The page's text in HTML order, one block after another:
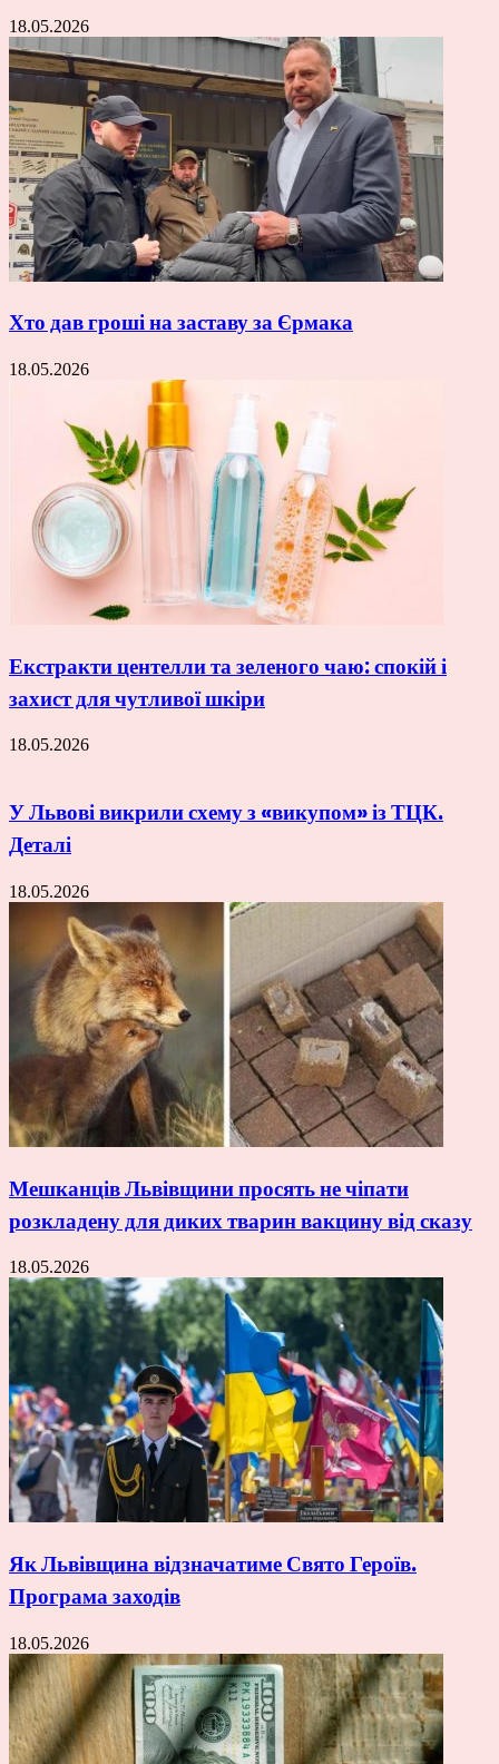
18.05.2026
Хто дав гроші на заставу за Єрмака
18.05.2026
Екстракти центелли та зеленого чаю: спокій і
захист для чутливої шкіри
18.05.2026
У Львові викрили схему з «викупом» із ТЦК.
Деталі
18.05.2026
Мешканців Львівщини просять не чіпати
розкладену для диких тварин вакцину від сказу
18.05.2026
Як Львівщина відзначатиме Свято Героїв.
Програма заходів
18.05.2026